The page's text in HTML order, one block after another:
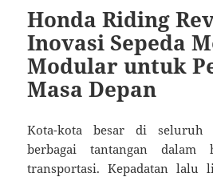
Honda Riding
Inovasi Sepeda
Modular untuk
Masa Depan
Kota-kota besar di seluruh
berbagai tantangan
transportasi. Kepadatan lalu